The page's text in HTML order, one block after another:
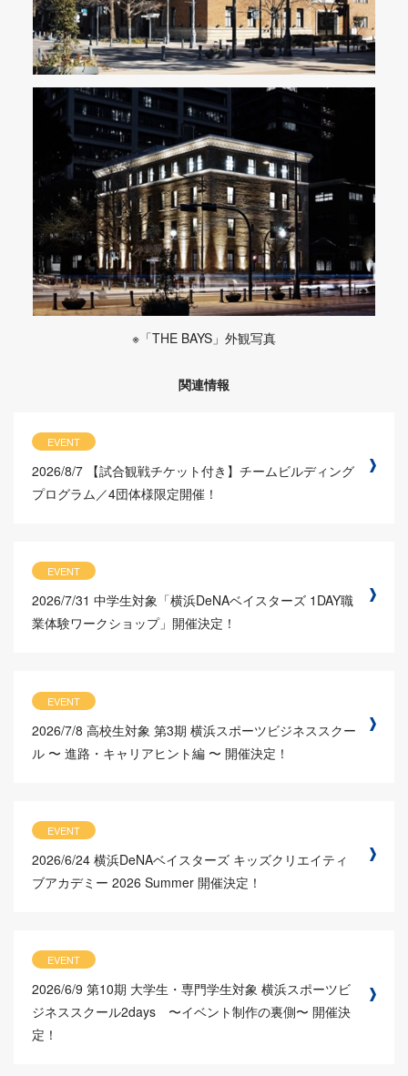
※「THE BAYS」外観写真
関連情報
EVENT
2026/8/7 【試合観戦チケット付き】チームビルディング
プログラム／4団体様限定開催！
EVENT
2026/7/31 中学生対象「横浜DeNAベイスターズ 1DAY職
業体験ワークショップ」開催決定！
EVENT
2026/7/8 高校生対象 第3期 横浜スポーツビジネススクー
ル 〜 進路・キャリアヒント編 〜 開催決定！
EVENT
2026/6/24 横浜DeNAベイスターズ キッズクリエイティ
ブアカデミー 2026 Summer 開催決定！
EVENT
2026/6/9 第10期 大学生・専門学生対象 横浜スポーツビ
ジネススクール2days 〜イベント制作の裏側〜 開催決
定！